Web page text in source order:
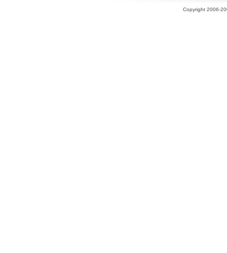
Copyright 2006-